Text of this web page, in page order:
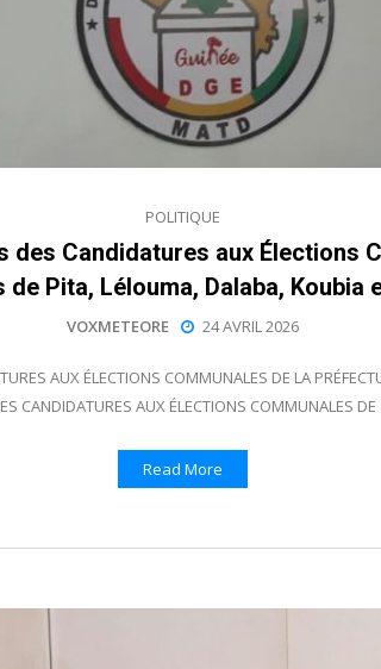
POLITIQUE
des Candidatures aux Élections
Pita, Lélouma, Dalaba, Koubia
VOXMETEORE 24 AVRIL 2026
AUX ÉLECTIONS COMMUNALES DE LA
CANDIDATURES AUX ÉLECTIONS COMMUNALES DE
Read More